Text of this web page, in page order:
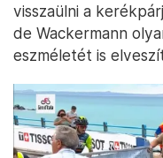
visszaülni a
de Wackermann
eszméletét is